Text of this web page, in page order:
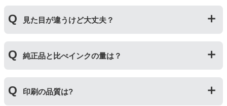
いる互換品です。サードパーティ製や社外品などとも言
われます。開発コストが低いため純正品よりも安価でご
見た目が違うけど大丈夫？
いる互換品です。プリンターに適合するように作られて
いますが、一部特許回避を目的に形状をあえて変更して
ご安心ください。
純正品と比べインクの量は？
インク量が入っており、純正インクと同等量の印刷がで
印刷の品質は?